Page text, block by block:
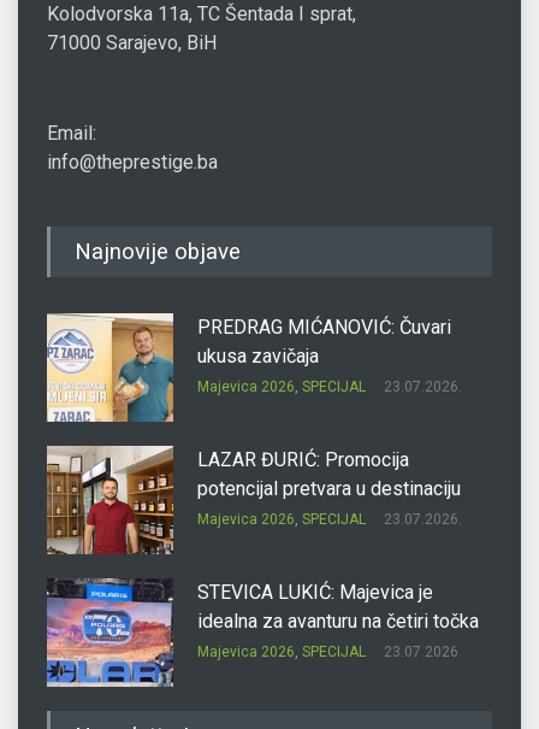
Kolodvorska 11a, TC Šentada I sprat,
71000 Sarajevo, BiH
Email:
info@theprestige.ba
Najnovije objave
PREDRAG MIĆANOVIĆ: Čuvari
ukusa zavičaja
Majevica 2026, SPECIJAL 23.07.2026.
LAZAR ĐURIĆ: Promocija
potencijal pretvara u destinaciju
Majevica 2026, SPECIJAL 23.07.2026.
STEVICA LUKIĆ: Majevica je
idealna za avanturu na četiri točka
Majevica 2026, SPECIJAL 23.07.2026.